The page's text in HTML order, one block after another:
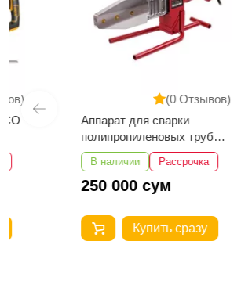
(0 Отзывов)
Аппарат для сварки
полипропиленовых труб
Number One EPC40/15-1
В наличии Рассрочка
250 000 сум
Купить сразу